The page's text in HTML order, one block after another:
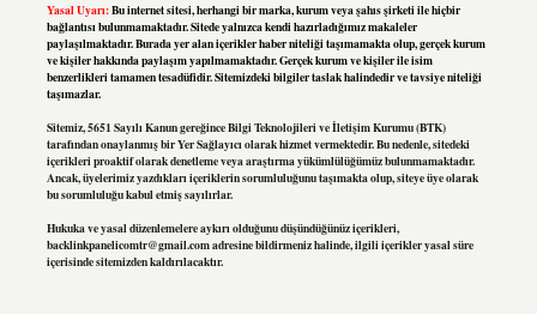
Yasal Uyarı:Bu internet sitesi, herhangi bir marka, kurum veya şahıs şirketi ile hiçbir
bağlantısı bulunmamaktadır. Sitede yalnızca kendi hazırladığımız makaleler
paylaşılmaktadır. Burada yer alan içerikler haber niteliği taşımamakta olup, gerçek kurum
ve kişiler hakkında paylaşım yapılmamaktadır. Gerçek kurum ve kişiler ile isim
benzerlikleri tamamen tesadüfidir. Sitemizdeki bilgiler taslak halindedir ve tavsiye niteliği
taşımazlar.
Sitemiz, 5651 Sayılı Kanun gereğince Bilgi Teknolojileri ve İletişim Kurumu (BTK)
tarafından onaylanmış bir Yer Sağlayıcı olarak hizmet vermektedir. Bu nedenle, sitedeki
içerikleri proaktif olarak denetleme veya araştırma yükümlülüğümüz bulunmamaktadır.
Ancak, üyelerimiz yazdıkları içeriklerin sorumluluğunu taşımakta olup, siteye üye olarak
bu sorumluluğu kabul etmiş sayılırlar.
Hukuka ve yasal düzenlemelere aykırı olduğunu düşündüğünüz içerikleri,
backlinkpanelicomtr@gmail.comadresine bildirmeniz halinde, ilgili içerikler yasal süre
içerisinde sitemizden kaldırılacaktır.